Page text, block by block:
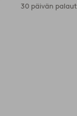
30 päivän